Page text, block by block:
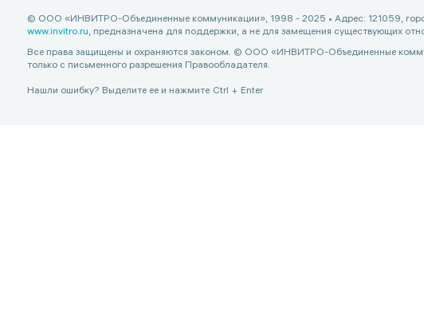
© ООО «ИНВИТРО-Объединенные коммуникации», 1998 - 2025 • Адрес: 121059,
www.invitro.ru, предназначена для поддержки, а не для замещения существующих
Все права защищены и охраняются законом. © ООО «ИНВИТРО-Объединенные
только с письменного разрешения Правообладателя.
Нашли ошибку? Выделите ее и нажмите Ctrl + Enter